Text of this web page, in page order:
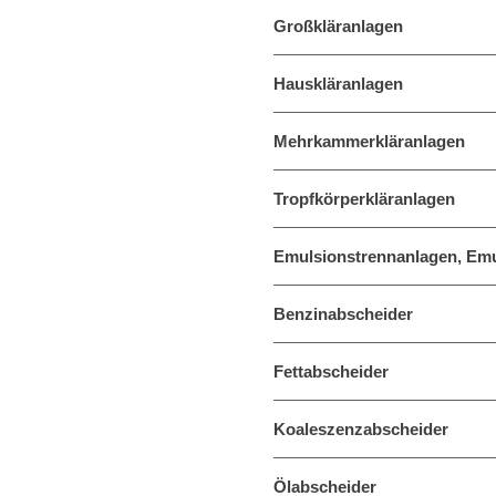
Großkläranlagen
Hauskläranlagen
Mehrkammerkläranlagen
Tropfkörperkläranlagen
Emulsionstrennanlagen,
Benzinabscheider
Fettabscheider
Koaleszenzabscheider
Ölabscheider